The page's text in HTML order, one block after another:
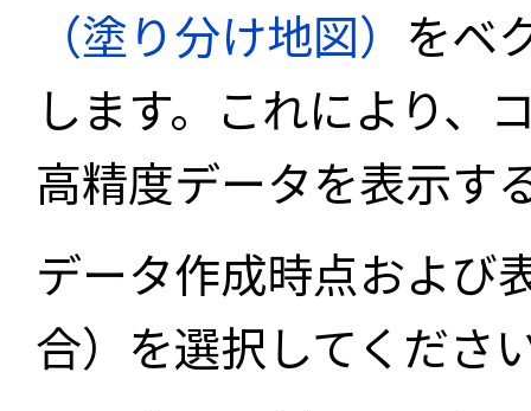
（塗り分け地図） をベ
します。これにより、
高精度データを表示す
データ作成時点および
合）を選択してくださ